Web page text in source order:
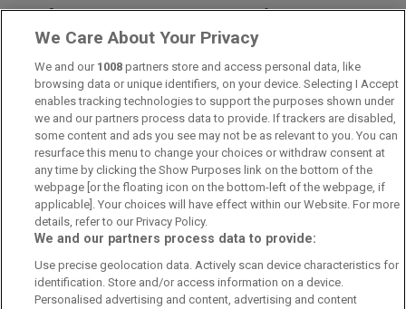
© 2010-2025 - Sportwettentest.net - Der große Sportwettentest
Sportwetten Angebote sind nur für Volljährige verfügbar. Es gelten
immer die AGB auf den jeweiligen Webseiten der Buchmacher.
Wetten kann Spaß, aber auch süchtig machen!
Suchtrisiken, Glücksspiel kann süchtig machen - Hilfe finden Sie auf
buwei.de
Alle Anbieter auf dieser Webseite sind offiziell in Deutschlandlizenziert
We Care About Your Privacy
We and our 1008 partners store and access personal data, like
browsing data or unique identifiers, on your device. Selecting I Accept
enables tracking technologies to support the purposes shown under
we and our partners process data to provide. If trackers are disabled,
some content and ads you see may not be as relevant to you. You can
resurface this menu to change your choices or withdraw consent at
any time by clicking the Show Purposes link on the bottom of the
webpage [or the floating icon on the bottom-left of the webpage, if
applicable]. Your choices will have effect within our Website. For more
details, refer to our Privacy Policy.
We and our partners process data to provide:
Use precise geolocation data. Actively scan device characteristics for
identification. Store and/or access information on a device.
Personalised advertising and content, advertising and content